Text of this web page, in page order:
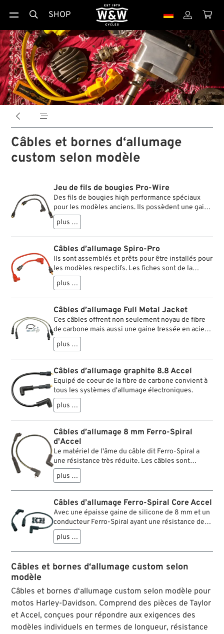
 SHOP  
 
Câbles et bornes d‘allumage
custom selon modèle
Jeu de fils de bougies Pro-Wire
Des fils de bougies high performance spéciaux
pour les modèles anciens. Ils possèdent une gaine
silicone de 8 mm et un noyau métallique. Déjà
coupés à la bonne longueur avec les raccords
montés. Les antiparasites sont de la même
couleur que les câbles.
plus …
Câbles d’allumage Spiro-Pro
Ils sont assemblés et prêts pour être installés pour
les modèles respectifs. Les fiches sont de la
même couleur que le câble lui-même. Les câbles
Spiro-Pro avec noyau de fibre de carbone
acceptent les allumages à rupteur de même que
les électroniques.
plus …
Câbles d’allumage Full Metal Jacket
Ces câbles offrent non seulement noyau de fibre
de carbone mais aussi une gaine tressée en acier
inoxydable. Ils servent pour allumage à rupteur
ainsi que pour électronique.
plus …
Câbles d’allumage graphite 8.8 Accel
Equipé de coeur de la fibre de carbone convient à
tous les systèmes d'allumage électroniques.
plus …
Câbles d’allumage 8 mm Ferro-Spiral
d'Accel
Le matériel de l'âme du câble dit Ferro-Spiral a
une résistance très réduite. Les câbles sont
enveloppés en fibre de verre et d'une couche de
silicone. Ils servent pour allumage à rupteur ainsi
que pour électronique.
plus …
Câbles d’allumage Ferro-Spiral Core Accel
Avec une épaisse gaine de silicone de 8 mm et un
conducteur Ferro-Spiral ayant une résistance de
seulement 500 Ohm/ft. Ces fils de bougies
produisent une puissance d’allumage jusqu’à 5
fois supérieure que celle de leurs homologues,
L’habillage Aramide est extrêmement résistant
longue durée de vie. Ce sont les seuls fils de
bougies compatibles avec les modèles Twin Cam
équipés d'un allumage et d'une injection Delphi.
plus …
Câbles et bornes d‘allumage custom selon
modèle
Câbles et bornes d‘allumage custom selon modèle pour
motos Harley-Davidson. Comprend des pièces de Taylor
et Accel, conçues pour répondre aux exigences des
modèles individuels en termes de longueur, résistance